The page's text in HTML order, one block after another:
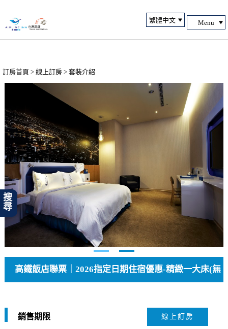
Menu
訂房首頁 > 線上訂房 > 套裝介紹
搜尋
高鐵飯店聯票｜2026指定日期住宿優惠-精緻一大床(無
線上訂房
銷售期限